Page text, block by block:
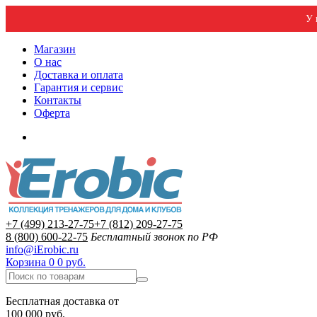
У
Магазин
О нас
Доставка и оплата
Гарантия и сервис
Контакты
Оферта
+7 (499) 213-27-75+7 (812) 209-27-75
8 (800) 600-22-75 Бесплатный звонок по РФ
info@iErobic.ru
Корзина 0 0 руб.
Бесплатная доставка от
100 000 руб.